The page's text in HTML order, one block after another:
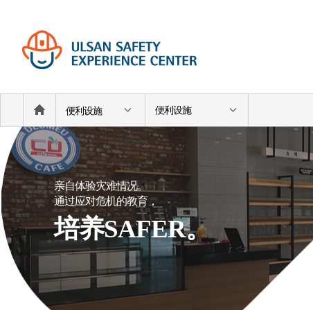
便利设施 便利设施
亲自体验灾难情况。
通过应对危机的教育，
培养SAFER。